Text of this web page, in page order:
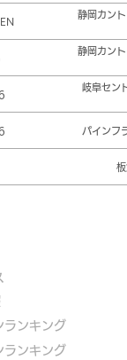
静岡カン
静岡カン
岐阜セン
パインフ
板
ランキング
ランキング